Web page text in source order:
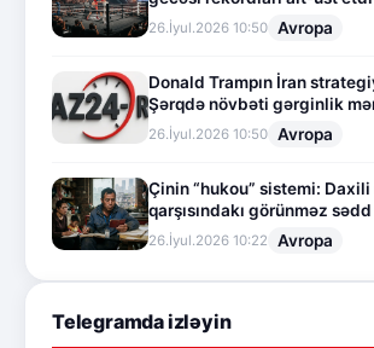
26.İyul.2026 10:50 Avropa
Donald Trampın İran
Şərqdə növbəti gərginlik
26.İyul.2026 10:50 Avropa
Çinin “hukou” sistemi: Daxili
qarşısındakı görünməz sədd
26.İyul.2026 10:22 Avropa
Telegramda izləyin